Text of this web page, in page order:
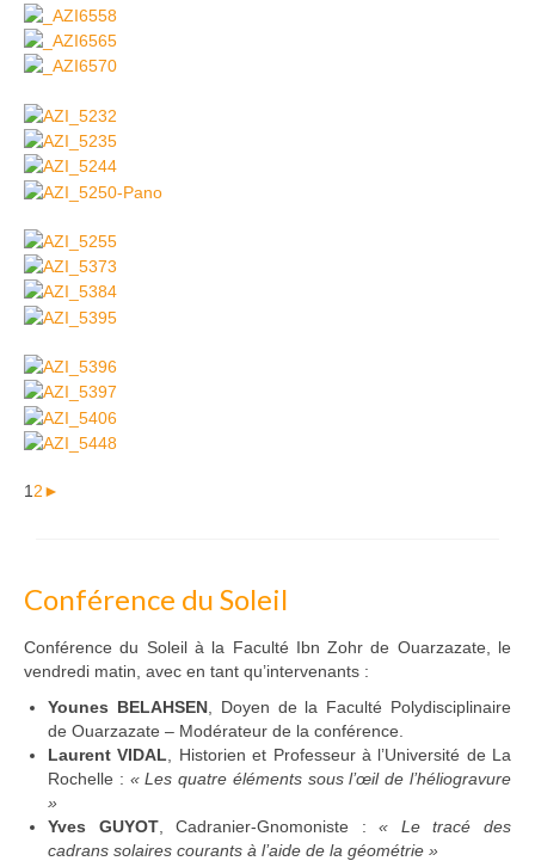
1 2►
Conférence du Soleil
Conférence du Soleil à la Faculté Ibn Zohr de Ouarzazate, le
vendredi matin, avec en tant qu’intervenants :
Younes BELAHSEN, Doyen de la Faculté Polydisciplinaire
de Ouarzazate – Modérateur de la conférence.
Laurent VIDAL , Historien et Professeur à l’Université de La
Rochelle : « Les quatre éléments sous l’œil de l’héliogravure
»
Yves GUYOT, Cadranier-Gnomoniste :« Le tracé des
cadrans solaires courants à l’aide de la géométrie »